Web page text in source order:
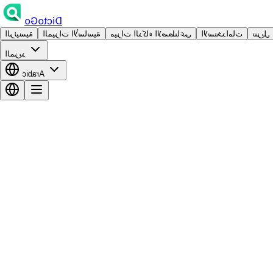
DictoGo
الرئيسية الميزات الأساسية ميزات الذكاء الاصطناعي الاستخدامات تنزيل
المزيد